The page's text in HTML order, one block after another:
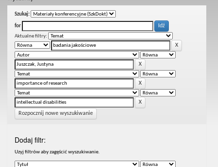
Szukaj:
for
Aktualne filtry:
Rozpocznij nowe wyszukiwanie
Dodaj filtr:
Uzyj filtrów aby zagęścić wyszukiwanie.